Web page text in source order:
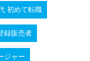
初めて転職
録販売者
ジャー